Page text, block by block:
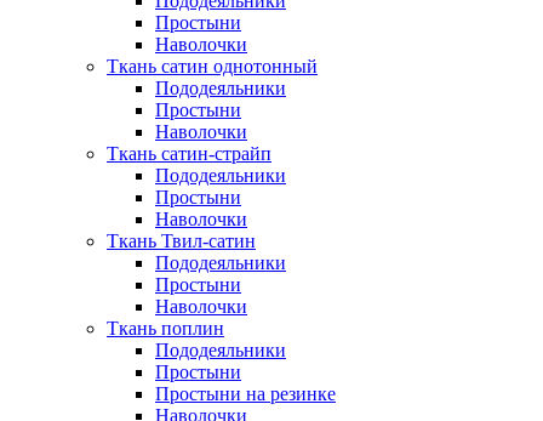
Простыни
Наволочки
Ткань сатин однотонный
Пододеяльники
Простыни
Наволочки
Ткань сатин-страйп
Пододеяльники
Простыни
Наволочки
Ткань Твил-сатин
Пододеяльники
Простыни
Наволочки
Ткань поплин
Пододеяльники
Простыни
Простыни на резинке
Наволочки